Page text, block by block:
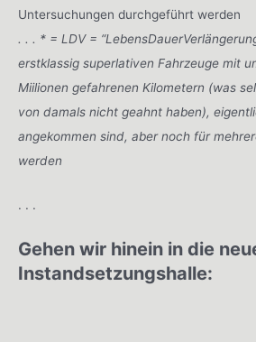
Untersuchungen durchgeführt werden
. . . * = LDV =
erstklassig superlativen Fahrzeuge mit
Miilionen gefahrenen Kilometern (was
von damals nicht geahnt haben),
angekommen sind, aber noch für
werden
. . .
Gehen wir hinein in die
Instandsetzungshalle: